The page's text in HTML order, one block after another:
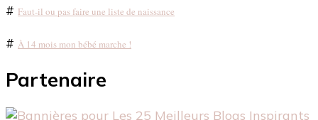
# Faut-il ou pas faire une liste de naissance
# À 14 mois mon bébé marche !
Partenaire